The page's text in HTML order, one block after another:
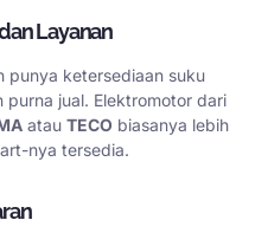
Layanan
punya ketersediaan suku
jual. Elektromotor dari
atau TECO biasanya lebih
nya tersedia.